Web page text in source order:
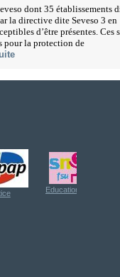
dont 35 établissements
la directive dite Seveso 3 en
d’être présentes. Ces
pour la protection de
Education Nationale